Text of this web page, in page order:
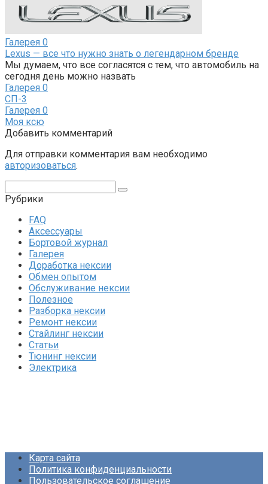
Галерея 0
Lexus — все что нужно знать о легендарном бренде
Мы думаем, что все согласятся с тем, что автомобиль на
сегодня день можно назвать
Галерея 0
СП-3
Галерея 0
Моя ксю
Добавить комментарий
Для отправки комментария вам необходимо
авторизоваться.
Рубрики
FAQ
Аксессуары
Бортовой журнал
Галерея
Доработка нексии
Обмен опытом
Обслуживание нексии
Полезное
Разборка нексии
Ремонт нексии
Стайлинг нексии
Статьи
Тюнинг нексии
Электрика
Карта сайта
Политика конфиденциальности
Пользовательское соглашение